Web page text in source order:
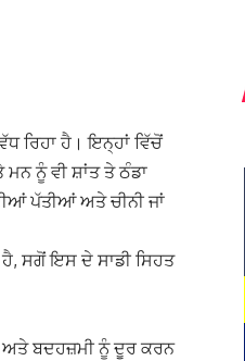
ਰਿਹਾ ਹੈ। ਇਨ੍ਹਾਂ ਵਿੱਚੋਂ
ਨੂੰ ਵੀ ਸ਼ਾਂਤ ਤੇ ਠੰਡਾ
ਪੱਤੀਆਂ ਅਤੇ ਚੀਨੀ ਜਾਂ
ਸਗੋਂ ਇਸ ਦੇ ਸਾਡੀ ਸਿਹਤ
ਅਤੇ ਬਦਹਜ਼ਮੀ ਨੂੰ ਦੂਰ ਕਰਨ